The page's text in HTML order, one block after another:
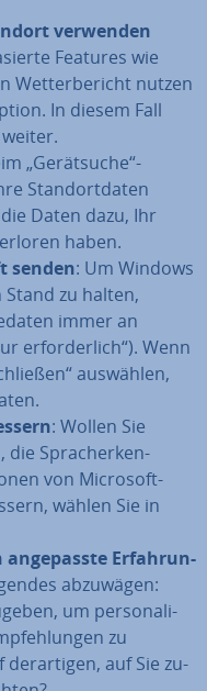
verwenden
Features wie
Wet­ter­be­richt nutzen
In diesem Fall
„Ge­rät­su­che“-
Stand­ort­da­ten
Daten dazu, Ihr
haben.
senden: Um Windows
zu halten,
immer an
er­for­der­lich“). Wenn
auswählen,
: Wollen Sie
die Sprach­er­ken­
von Microsoft-
wählen Sie in
an­ge­pass­te Er­fah­run­
abzuwägen:
um per­so­na­li­
zu
der­ar­ti­gen, auf Sie zu­